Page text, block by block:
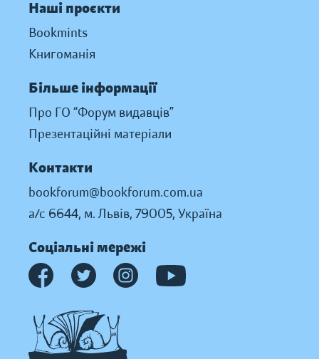
Наші проєкти
Bookmints
Книгоманія
Більше інформації
Про ГО “Форум видавців”
Презентаційні матеріали
Контакти
bookforum@bookforum.com.ua
а/с 6644, м. Львів, 79005, Україна
Соціальні мережі